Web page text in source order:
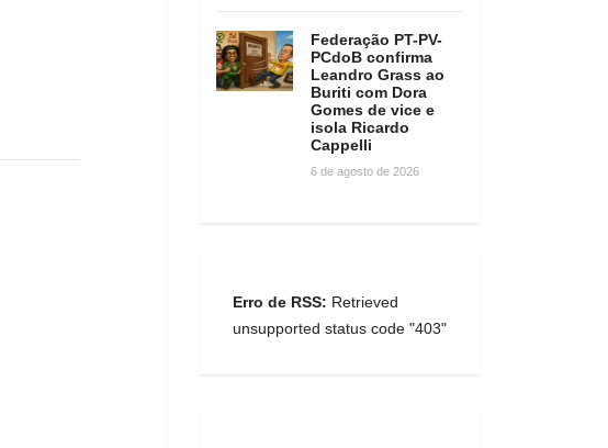
Federação PT-PV-
PCdoB confirma
Leandro Grass ao
Buriti com Dora
Gomes de vice e
isola Ricardo
Cappelli
6 de agosto de 2026
Erro de RSS: Retrieved
unsupported status code "403"